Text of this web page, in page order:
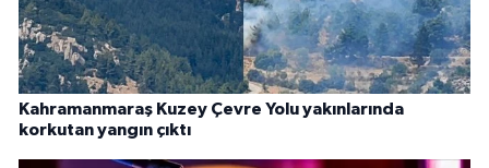
Kahramanmaraş Kuzey Çevre Yolu yakınlarında
korkutan yangın çıktı